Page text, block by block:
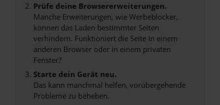
Prüfe deine Browsererweiterungen.
Manche Erweiterungen, wie Werbeblocker,
können das Laden bestimmter Seiten
verhindern. Funktioniert die Seite in einem
anderen Browser oder in einem privaten
Fenster?
Starte dein Gerät neu.
Das kann manchmal helfen, vorübergehende
Probleme zu beheben.